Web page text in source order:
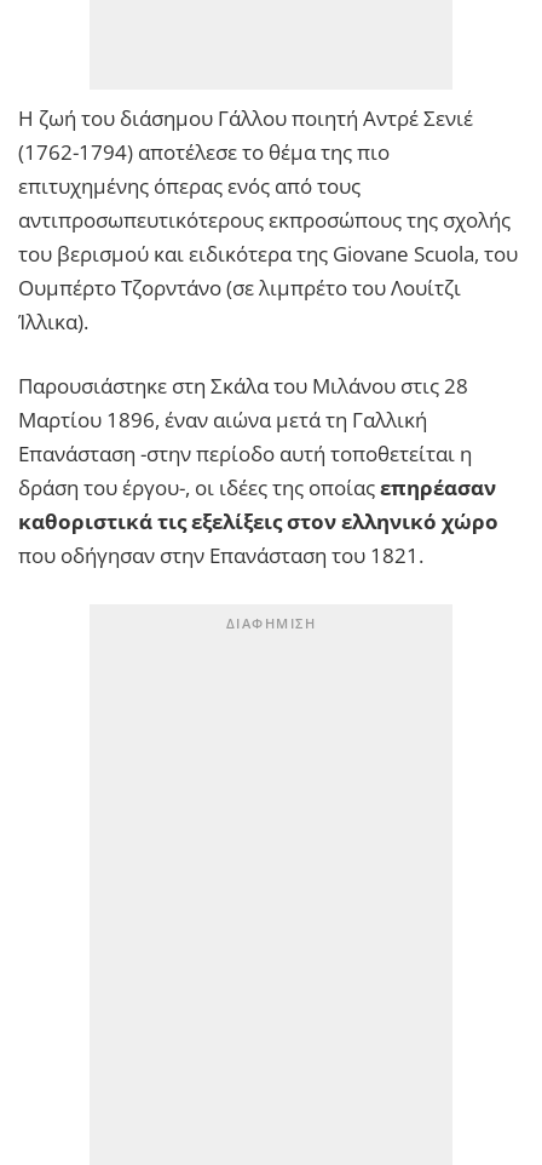
Η ζωή του διάσημου Γάλλου ποιητή Αντρέ Σενιέ
(1762-1794) αποτέλεσε το θέμα της πιο
επιτυχημένης όπερας ενός από τους
αντιπροσωπευτικότερους εκπροσώπους της σχολής
του βερισμού και ειδικότερα της Giovane Scuola, του
Ουμπέρτο Τζορντάνο (σε λιμπρέτο του Λουίτζι
Ίλλικα).
Παρουσιάστηκε στη Σκάλα του Μιλάνου στις 28
Μαρτίου 1896, έναν αιώνα μετά τη Γαλλική
Επανάσταση -στην περίοδο αυτή τοποθετείται η
δράση του έργου-, οι ιδέες της οποίαςεπηρέασαν
καθοριστικά τις εξελίξεις στον ελληνικό χώρο
που οδήγησαν στην Επανάσταση του 1821.